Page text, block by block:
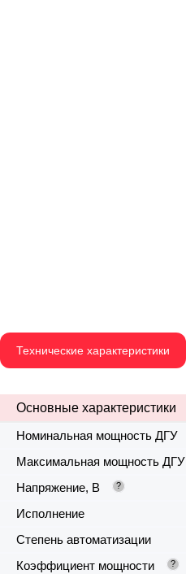
Технические характеристики
Основные характеристики
Номинальная мощность ДГУ
Максимальная мощность ДГУ
Напряжение, В ?
Исполнение
Степень автоматизации
Коэффициент мощности ?